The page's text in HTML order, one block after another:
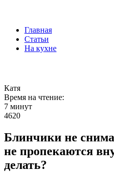
Главная
Статьи
На кухне
Катя
Время на чтение:
7 минут
4620
Блинчики не
не пропекаются
делать?